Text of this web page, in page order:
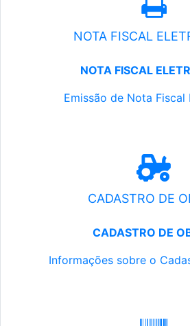
NOTA FISCAL
NOTA FISCAL
Emissão de Nota Fiscal
CADASTRO DE
CADASTRO DE
Informações sobre o